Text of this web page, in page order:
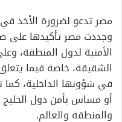
مصر تدعو لضرورة الأخذ في
وجددت مصر تأكيدها على
الأمنية لدول المنطقة،
الشقيقة، خاصة فيما
في شؤونها الداخلية،
أو مساس بأمن دول الخليج
والمنطقة والعالم.